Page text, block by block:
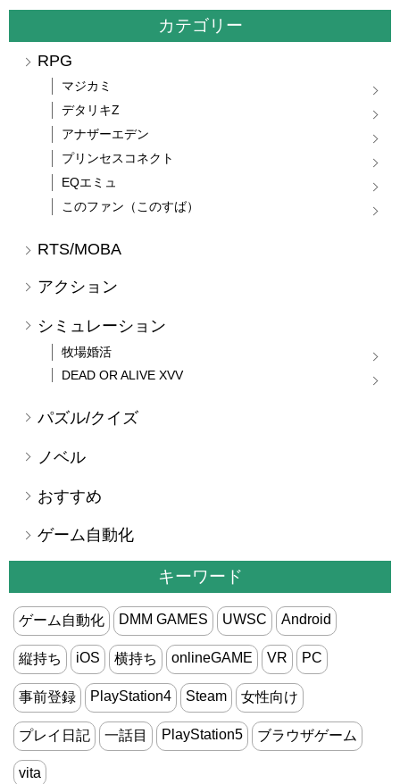
カテゴリー
RPG
マジカミ
デタリキZ
アナザーエデン
プリンセスコネクト
EQエミュ
このファン（このすば）
RTS/MOBA
アクション
シミュレーション
牧場婚活
DEAD OR ALIVE XVV
パズル/クイズ
ノベル
おすすめ
ゲーム自動化
キーワード
ゲーム自動化 DMM GAMES UWSC Android
縦持ち iOS 横持ち onlineGAME VR PC
事前登録 PlayStation4 Steam 女性向け
プレイ日記 一話目 PlayStation5 ブラウザゲーム
vita